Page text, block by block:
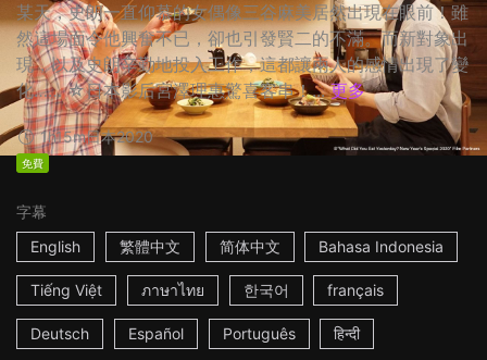
某天，史朗一直仰慕的女偶像三谷麻美居然出現在眼前！雖
然這場面令他興奮不已，卻也引發賢二的不滿。而新對象出
現，以及史朗辛勤地投入工作，這都讓兩人的感情出現了變
化…… ☆日本影后宮澤理惠驚喜客串！... 更多
1h15m日本2020
免費
字幕
English
繁體中文 简体中文 Bahasa Indonesia
Tiếng Việt ภาษาไทย 한국어 français
Deutsch Español Português हिन्दी